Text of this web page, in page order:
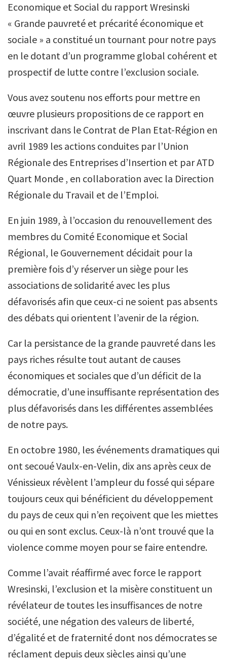
Economique et Social du rapport Wresinski
« Grande pauvreté et précarité économique et
sociale » a constitué un tournant pour notre pays
en le dotant d’un programme global cohérent et
prospectif de lutte contre l’exclusion sociale.
Vous avez soutenu nos efforts pour mettre en
œuvre plusieurs propositions de ce rapport en
inscrivant dans le Contrat de Plan Etat-Région en
avril 1989 les actions conduites par l’Union
Régionale des Entreprises d’Insertion et par ATD
Quart Monde , en collaboration avec la Direction
Régionale du Travail et de l’Emploi.
En juin 1989, à l’occasion du renouvellement des
membres du Comité Economique et Social
Régional, le Gouvernement décidait pour la
première fois d’y réserver un siège pour les
associations de solidarité avec les plus
défavorisés afin que ceux-ci ne soient pas absents
des débats qui orientent l’avenir de la région.
Car la persistance de la grande pauvreté dans les
pays riches résulte tout autant de causes
économiques et sociales que d’un déficit de la
démocratie, d’une insuffisante représentation des
plus défavorisés dans les différentes assemblées
de notre pays.
En octobre 1980, les événements dramatiques qui
ont secoué Vaulx-en-Velin, dix ans après ceux de
Vénissieux révèlent l’ampleur du fossé qui sépare
toujours ceux qui bénéficient du développement
du pays de ceux qui n’en reçoivent que les miettes
ou qui en sont exclus. Ceux-là n’ont trouvé que la
violence comme moyen pour se faire entendre.
Comme l’avait réaffirmé avec force le rapport
Wresinski, l’exclusion et la misère constituent un
révélateur de toutes les insuffisances de notre
société, une négation des valeurs de liberté,
d’égalité et de fraternité dont nos démocrates se
réclament depuis deux siècles ainsi qu’une